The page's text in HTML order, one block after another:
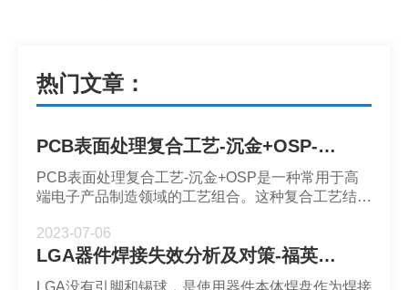
热门文章：
PCB表面处理复合工艺-沉金+OSP-深圳市福英达
PCB表面处理复合工艺-沉金+OSP是一种常用于高
端电子产品制造领域的工艺组合。这种复合工艺结合
Preservatives）工艺，以获得更佳的综合效果。
2023-07-06
LGA器件焊接失效分析及对策-福英达焊锡膏
LGA没有引脚和锡球，是使用器件本体焊盘作为焊接